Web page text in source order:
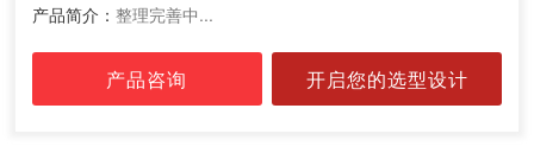
产品简介： 整理完善中...
产品咨询 开启您的选型设计